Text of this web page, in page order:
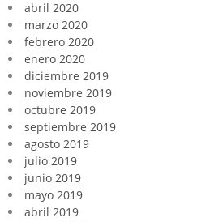
abril 2020
marzo 2020
febrero 2020
enero 2020
diciembre 2019
noviembre 2019
octubre 2019
septiembre 2019
agosto 2019
julio 2019
junio 2019
mayo 2019
abril 2019